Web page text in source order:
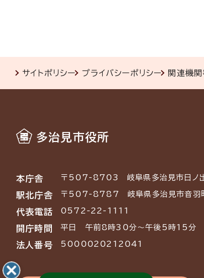
サイトポリシー プライバシーポリシー 関連機関
多治見市役所
本庁舎 〒507-8703 岐阜県多治見市日
駅北庁舎 〒507-8787 岐阜県多治見市音
代表電話 0572-22-1111
開庁時間 平日 午前8時30分～午後5時15分
法人番号 5000020212041